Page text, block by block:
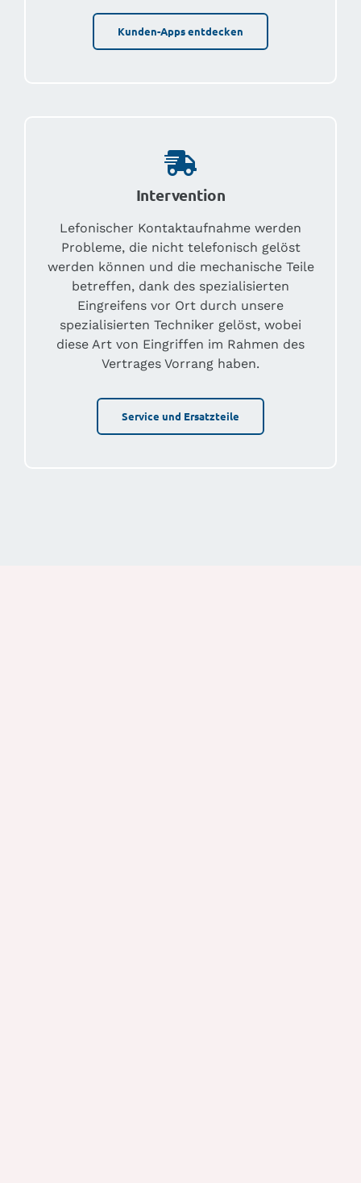
Kunden-Apps entdecken
Intervention
Lefonischer Kontaktaufnahme werden
Probleme, die nicht telefonisch gelöst
werden können und die mechanische Teile
betreffen, dank des spezialisierten
Eingreifens vor Ort durch unsere
spezialisierten Techniker gelöst, wobei
diese Art von Eingriffen im Rahmen des
Vertrages Vorrang haben.
Service und Ersatzteile